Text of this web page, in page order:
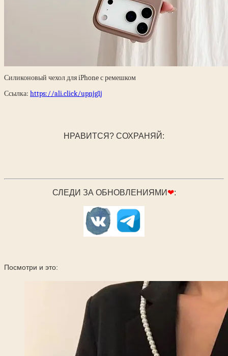
Силиконовый чехол для iPhone с ремешком
Ссылка: https://ali.click/upnjg1j
НРАВИТСЯ? СОХРАНЯЙ:
СЛЕДИ ЗА ОБНОВЛЕНИЯМИ ❤:
Посмотри и это: